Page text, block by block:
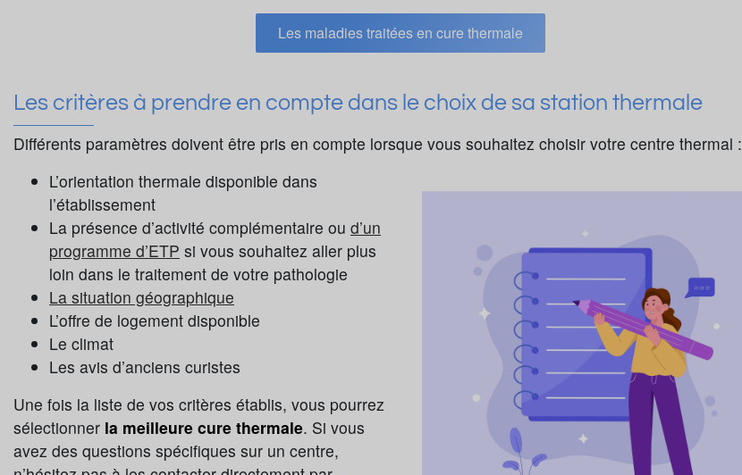
Les maladies traitées en cure thermale
Les critères à prendre en compte dans le choix de sa station thermale
Différents paramètres doivent être pris en compte lorsque vous souhaitez choisir votre centre thermal :
L’orientation thermale disponible dans
l’établissement
La présence d’activité complémentaire ou d’un
programme d’ETP si vous souhaitez aller plus
loin dans le traitement de votre pathologie
La situation géographique
L’offre de logement disponible
Le climat
Les avis d’anciens curistes
Une fois la liste de vos critères établis, vous pourrez
sélectionner la meilleure cure thermale. Si vous
avez des questions spécifiques sur un centre,